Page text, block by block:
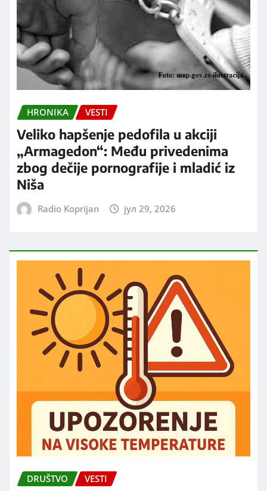
HRONIKA VESTI
Veliko hapšenje pedofila u akciji
„Armagedon“: Među privedenima
zbog dečije pornografije i mladić iz
Niša
Radio Koprijan јул 29, 2026
DRUŠTVO VESTI